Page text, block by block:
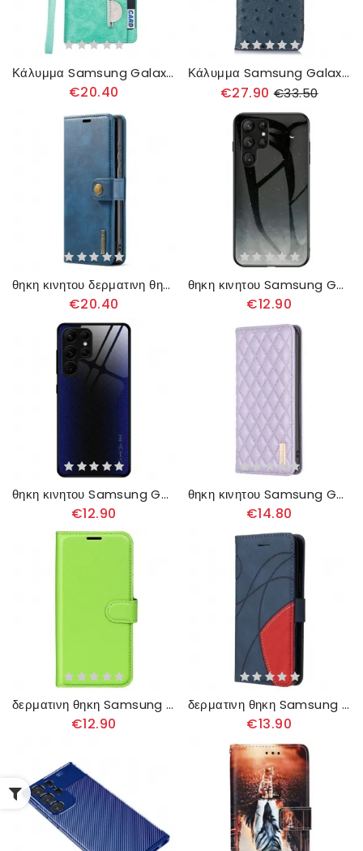
Κάλυμμα Samsung Galaxy S23 Ultra 5G Πορτοφόλι Με Κορδόνι
€20.40
Κάλυμμα Samsung Galaxy S23 Ultra 5G Γνήσιο Δέρμα Με Υφή Rfid
€27.90 €33.50
θηκη κινητου δερματινη θηκη Samsung Galaxy S23 Ultra 5G Dg.ming Αποσπώμενο
€20.40
θηκη κινητου Samsung Galaxy S23 Ultra 5G Sky Tempered Glass
€12.90
θηκη κινητου Samsung Galaxy S23 Ultra 5G Γυαλί Από Ανθρακονήματα
€12.90
θηκη κινητου Samsung Galaxy S23 Ultra 5G Θήκη Flip Καπιτονέ Binfen Color
€14.80
δερματινη θηκη Samsung Galaxy S23 Ultra 5G Κλασικό Εφέ Δέρματος Litchi
€12.90
δερματινη θηκη Samsung Galaxy S23 Ultra 5G με κορδονι Δίχρωμο Λουράκι
€13.90